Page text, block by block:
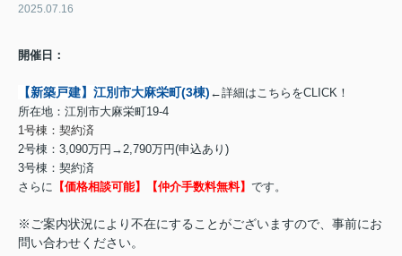
2025.07.16
開催日：
【新築戸建】江別市大麻栄町(3棟) ←詳細はこちらをCLICK！
所在地：江別市大麻栄町19-4
1号棟：契約済
2号棟：3,090万円→2,790万円(申込あり)
3号棟：契約済
さらに
【価格相談可能】【仲介手数料無料】 です。
※ご案内状況により不在にすることがございますので、事前にお
問い合わせください。